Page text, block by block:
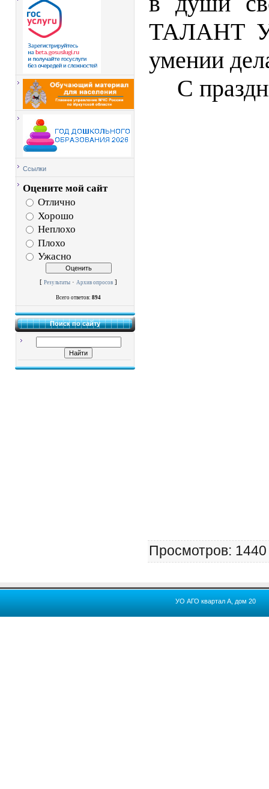
Ссылки
Оцените мой сайт
Отлично
Хорошо
Неплохо
Плохо
Ужасно
[ Результаты · Архив опросов ]
Всего ответов: 894
Поиск по сайту
ТАЛАНТ
умении
С
Просмотров:
УО АГО квартал А, дом 20